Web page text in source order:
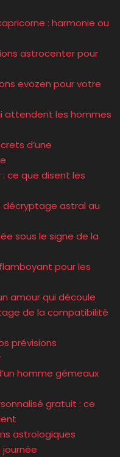
: harmonie ou
astrocenter pour
evozen pour votre
attendent les hommes
d’une
ce que disent les
décryptage astral au
sous le signe de la
pour les
amour qui découle
de la compatibilité
prévisions
homme gémeaux
gratuit : ce
astrologiques